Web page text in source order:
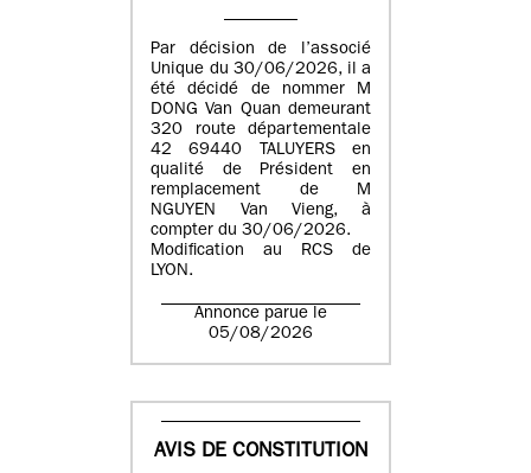
Par décision de l’associé
Unique du 30/06/2026, il a
été décidé de nommer M
DONG Van Quan demeurant
320 route départementale
42 69440 TALUYERS en
qualité de Président en
remplacement de M
NGUYEN Van Vieng, à
compter du 30/06/2026.
Modification au RCS de
LYON.
Annonce parue le
05/08/2026
AVIS DE CONSTITUTION